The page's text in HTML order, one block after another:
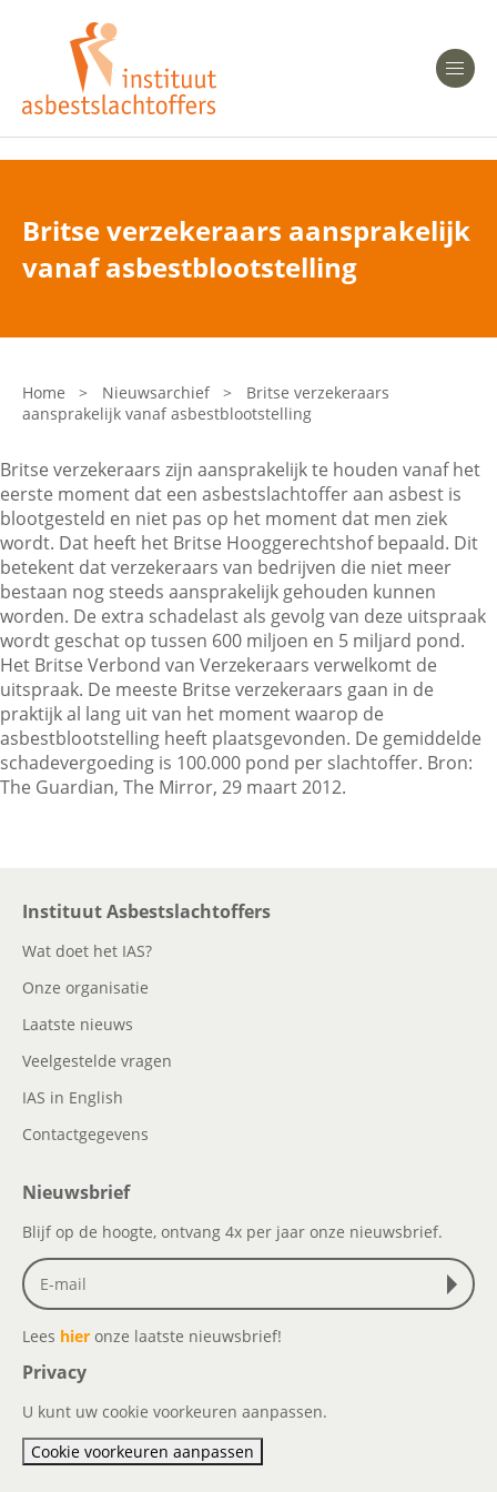
Heeft u Mesothelioom?
Heeft u Asbestose?
Bent u arts?
Asbest en Gezondheid
Laatste nieuws
Onze organisatie
Veelgestelde vragen
Contactgegevens
Zoeken
Britse verzekeraars aansprakelijk
vanaf asbestblootstelling
Home > Nieuwsarchief >
Britse verzekeraars
aansprakelijk vanaf asbestblootstelling
Britse verzekeraars zijn aansprakelijk te houden vanaf het
eerste moment dat een asbestslachtoffer aan asbest is
blootgesteld en niet pas op het moment dat men ziek
wordt. Dat heeft het Britse Hooggerechtshof bepaald. Dit
betekent dat verzekeraars van bedrijven die niet meer
bestaan nog steeds aansprakelijk gehouden kunnen
worden. De extra schadelast als gevolg van deze uitspraak
wordt geschat op tussen 600 miljoen en 5 miljard pond.
Het Britse Verbond van Verzekeraars verwelkomt de
uitspraak. De meeste Britse verzekeraars gaan in de
praktijk al lang uit van het moment waarop de
asbestblootstelling heeft plaatsgevonden. De gemiddelde
schadevergoeding is 100.000 pond per slachtoffer. Bron:
The Guardian, The Mirror, 29 maart 2012.
Instituut Asbestslachtoffers
Wat doet het IAS?
Onze organisatie
Laatste nieuws
Veelgestelde vragen
IAS in English
Contactgegevens
Nieuwsbrief
Blijf op de hoogte, ontvang 4x per jaar onze nieuwsbrief.
Lees hier onze laatste nieuwsbrief!
Privacy
U kunt uw cookie voorkeuren aanpassen.
Cookie voorkeuren aanpassen